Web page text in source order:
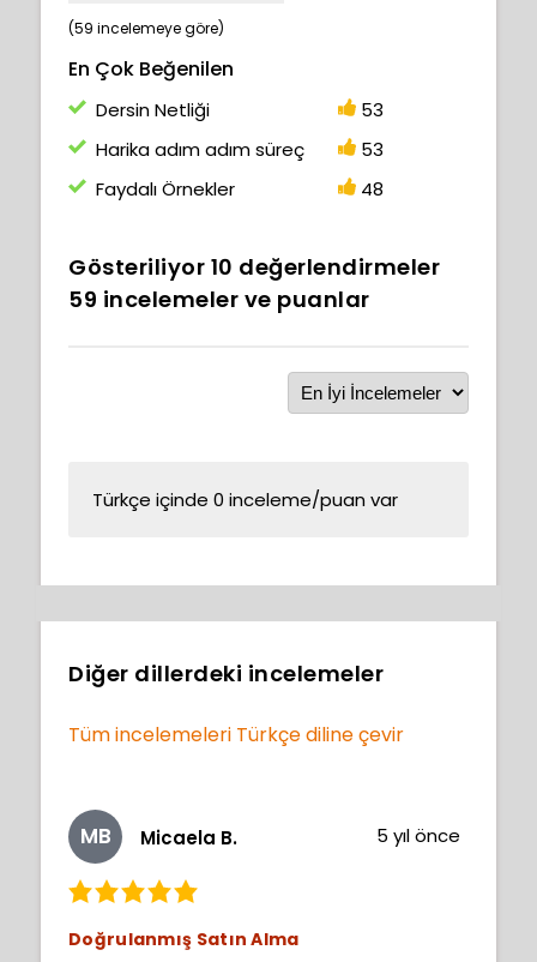
(59 incelemeye göre)
En Çok Beğenilen
Dersin Netliği
53
Harika adım adım süreç
53
Faydalı Örnekler
48
Gösteriliyor 10 değerlendirmeler
59 incelemeler ve puanlar
Türkçe içinde 0 inceleme/puan var
Diğer dillerdeki incelemeler
Tüm incelemeleri Türkçe diline çevir
MB Micaela B. 5 yıl önce
Doğrulanmış Satın Alma